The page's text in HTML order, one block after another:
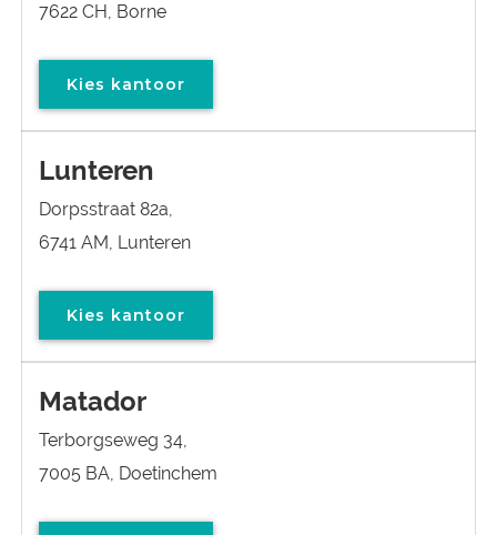
7622 CH, Borne
Kies kantoor
Lunteren
Dorpsstraat 82a,
6741 AM, Lunteren
Kies kantoor
Matador
Terborgseweg 34,
7005 BA, Doetinchem